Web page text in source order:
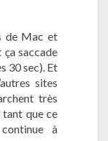
de Mac et
ça saccade
30 sec). Et
sites
très
que ce
à